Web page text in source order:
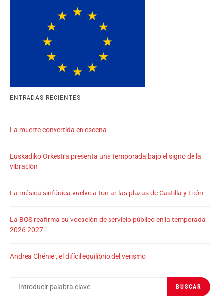
ENTRADAS RECIENTES
La muerte convertida en escena
Euskadiko Orkestra presenta una temporada bajo el signo de la
vibración
La música sinfónica vuelve a tomar las plazas de Castilla y León
La BOS reafirma su vocación de servicio público en la temporada
2026-2027
Andrea Chénier, el difícil equilibrio del verismo
POR:
BUSCAR